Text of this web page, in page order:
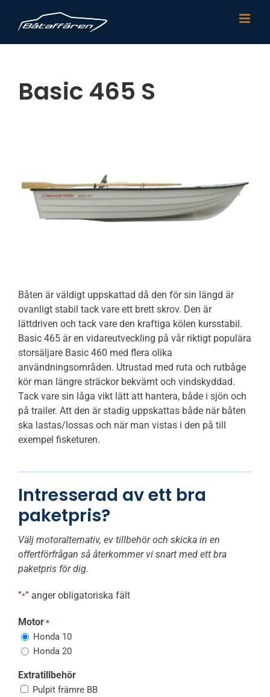
Basic 465 S
Båten är väldigt uppskattad då den för sin längd är
ovanligt stabil tack vare ett brett skrov. Den är
lättdriven och tack vare den kraftiga kölen kursstabil.
Basic 465 är en vidareutveckling på vår riktigt populära
storsäljare Basic 460 med flera olika
användningsområden. Utrustad med ruta och rutbåge
kör man längre sträckor bekvämt och vindskyddad.
Tack vare sin låga vikt lätt att hantera, både i sjön och
på trailer. Att den är stadig uppskattas både när båten
ska lastas/lossas och när man vistas i den på till
exempel fisketuren.
Intresserad av ett bra
paketpris?
Välj motoralternativ, ev tillbehör och skicka in en
offertförfrågan så återkommer vi snart med ett bra
paketpris för dig.
”*” anger obligatoriska fält
Motor *
Honda 10
Honda 20
Extratillbehör
Pulpit främre BB